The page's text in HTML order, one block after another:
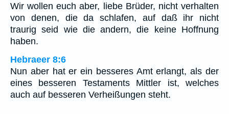
Wir wollen euch aber, liebe Brüder, nicht verhalten
von denen, die da schlafen, auf daß ihr nicht
traurig seid wie die andern, die keine Hoffnung
haben.
Hebraeer 8:6
Nun aber hat er ein besseres Amt erlangt, als der
eines besseren Testaments Mittler ist, welches
auch auf besseren Verheißungen steht.